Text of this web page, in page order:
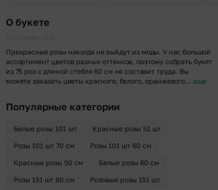
О букете
Прекрасные розы никогда не выйдут из моды. У нас большой
ассортимент цветов разных оттенков, поэтому собрать букет
из 75 роз с длиной стебля 60 см не составит труда. Вы
можете заказать цветы красного, белого, оранжевого… еще
Популярные категории
Белые розы 101 шт Красные розы 51 шт
Розы 101 шт 70 см Розы 101 шт 60 см
Красные розы 50 см Белые розы 60 см
Розы 151 шт 60 см Розовые розы 151 шт